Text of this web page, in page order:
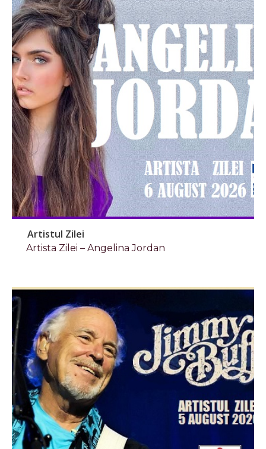
Artistul Zilei
Artista Zilei – Angelina Jordan